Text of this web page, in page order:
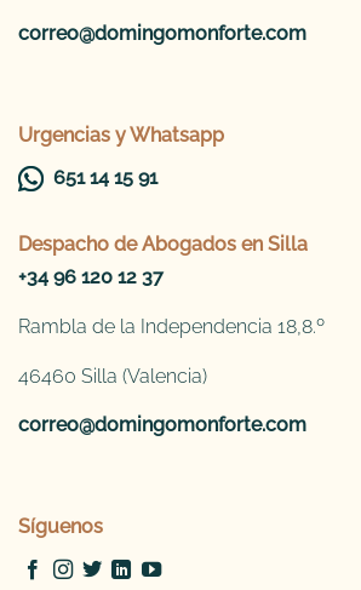
correo@domingomonforte.com
Urgencias y Whatsapp
651 14 15 91
Despacho de Abogados en Silla
+34 96 120 12 37
Rambla de la Independencia 18,8.º
46460 Silla (Valencia)
correo@domingomonforte.com
Síguenos